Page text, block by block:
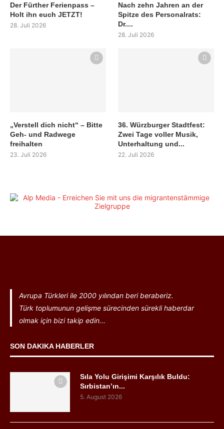
Der Fürther Ferienpass –
Holt ihn euch JETZT!
28. Juli 2026
Nach zehn Jahren an der
Spitze des Personalrats:
Dr....
28. Juli 2026
„Verstell dich nicht“ – Bitte
Geh- und Radwege
freihalten
23. Juli 2026
36. Würzburger Stadtfest:
Zwei Tage voller Musik,
Unterhaltung und...
22. Juli 2026
Avrupa Türkleri ile 2000 yılından beri beraberiz.
Türk toplumunun gelişme sürecinden sürekli haberdar
olmak için bizi takip edin...
SON DAKIKA HABERLER
Sıla Yolu Girişimi Karşılık Buldu:
Sırbistan’ın...
5. August 2026